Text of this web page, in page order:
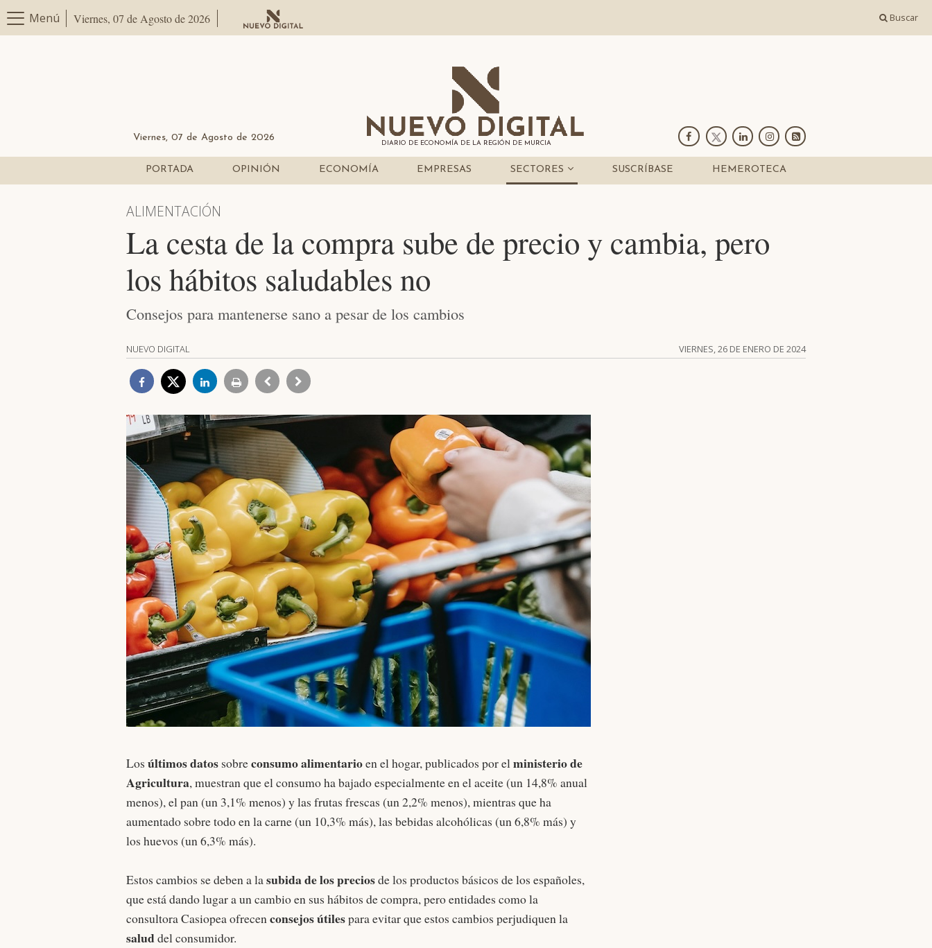
Menú Viernes, 07 de Agosto de 2026 Buscar
Viernes, 07 de Agosto de 2026
DIARIO DE ECONOMÍA DE LA REGIÓN DE MURCIA
PORTADA OPINIÓN ECONOMÍA EMPRESAS SECTORES SUSCRÍBASE HEMEROTECA
ALIMENTACIÓN
La cesta de la compra sube de precio y cambia, pero
los hábitos saludables no
Consejos para mantenerse sano a pesar de los cambios
NUEVO DIGITAL VIERNES, 26 DE ENERO DE 2024
Los últimos datos sobreconsumo alimentarioen el hogar, publicados por elministerio de
Agricultura, muestran que el consumo ha bajado especialmente en el aceite (un 14,8% anual
menos), el pan (un 3,1% menos) y las frutas frescas (un 2,2% menos), mientras que ha
aumentado sobre todo en la carne (un 10,3% más), las bebidas alcohólicas (un 6,8% más) y
los huevos (un 6,3% más).
Estos cambios se deben a lasubida de los preciosde los productos básicos de los españoles,
que está dando lugar a un cambio en sus hábitos de compra, pero entidades como la
consultora Casiopea ofrecenconsejosútilespara evitar que estos cambios perjudiquen la
saluddel consumidor.